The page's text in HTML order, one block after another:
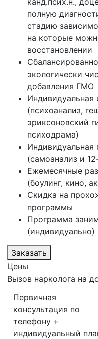
полную
стадию
на которые
восстановлении
экологически
добавления ГМО
Индивидуальная
(психоанализ,
эриксоновский
психодрама)
Индивидуальная
(самоанализ и
Ежемесячные
(боулинг, кино,
Скидка на
программы
Программа
(индивидуально)
Заказать
Цены
Вызов нарколога на
Первичная
консультация по
телефону +
индивидуальный